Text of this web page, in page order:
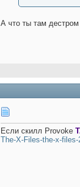
А что ты там
Если скилл Provoke
The-X-Files-the-x-